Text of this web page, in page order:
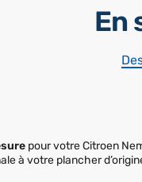
En
pour votre Citroen
à votre plancher